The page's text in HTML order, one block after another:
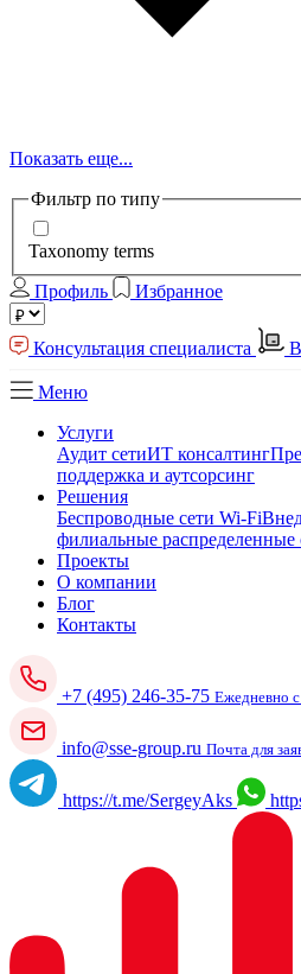
Показать еще...
Фильтр по типу
Taxonomy terms
Профиль
Избранное
Консультация специалиста
Меню
Услуги
Аудит сетиИТ консалтинг
поддержка и аутсорсинг
Решения
Беспроводные сети Wi-Fi
филиальные распределенные
Проекты
О компании
Блог
Контакты
+7 (495) 246-35-75 Ежедневно
info@sse-group.ru Почта для
https://t.me/SergeyAks